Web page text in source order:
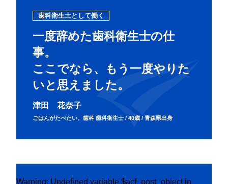
歯科衛生士として働く
一度辞めた歯科衛生士の仕
事。
ここでなら、もう一度やりた
いと思えました。
津田 花奈子
ごはんがたべたい。歯科 歯科衛生士 / 40歳 / 青森県出身
Warning: Undefined variable $acf_post_object in